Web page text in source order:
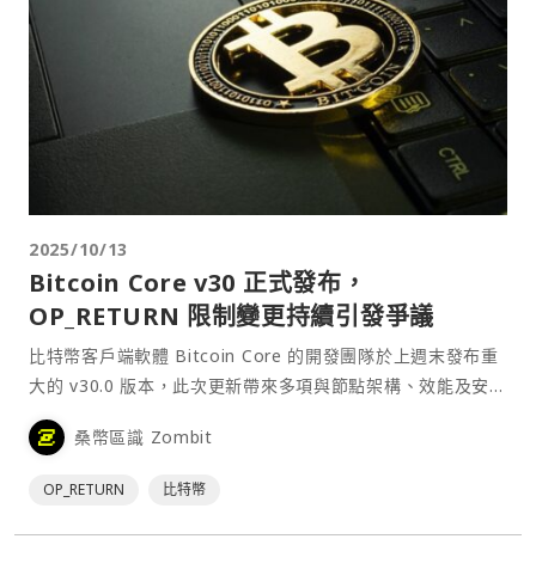
2025/10/13
Bitcoin Core v30 正式發布，
OP_RETURN 限制變更持續引發爭議
比特幣客戶端軟體 Bitcoin Core 的開發團隊於上週末發布重
大的 v30.0 版本，此次更新帶來多項與節點架構、效能及安全
性相關的改進。然而，社群對於該版本大幅提高
OP_RETURN 數據限制的決定仍存在嚴重分歧。⋯
桑幣區識 Zombit
OP_RETURN 比特幣